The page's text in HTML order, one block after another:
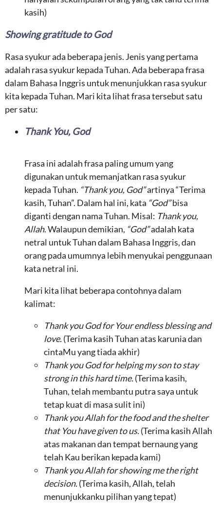
kasih)
Showing gratitude to God
Rasa syukur ada beberapa jenis. Jenis yang pertama
adalah rasa syukur kepada Tuhan. Ada beberapa frasa
dalam Bahasa Inggris untuk menunjukkan rasa syukur
kita kepada Tuhan. Mari kita lihat frasa tersebut satu
per satu:
Thank You, God
Frasa ini adalah frasa paling umum yang
digunakan untuk memanjatkan rasa syukur
kepada Tuhan. “Thank you, God”artinya “Terima
kasih, Tuhan”. Dalam hal ini, kata “God”bisa
diganti dengan nama Tuhan. Misal: Thank you,
Allah. Walaupun demikian, “God”adalah kata
netral untuk Tuhan dalam Bahasa Inggris, dan
orang pada umumnya lebih menyukai penggunaan
kata netral ini.
Mari kita lihat beberapa contohnya dalam
kalimat:
Thank you God for Your endless blessing and
love.(Terima kasih Tuhan atas karunia dan
cintaMu yang tiada akhir)
Thank you God for helping my son to stay
strong in this hard time.(Terima kasih,
Tuhan, telah membantu putra saya untuk
tetap kuat di masa sulit ini)
Thank you Allah for the food and the shelter
that You have given to us.(Terima kasih Allah
atas makanan dan tempat bernaung yang
telah Kau berikan kepada kami)
Thank you Allah for showing me the right
decision.(Terima kasih, Allah, telah
menunjukkanku pilihan yang tepat)